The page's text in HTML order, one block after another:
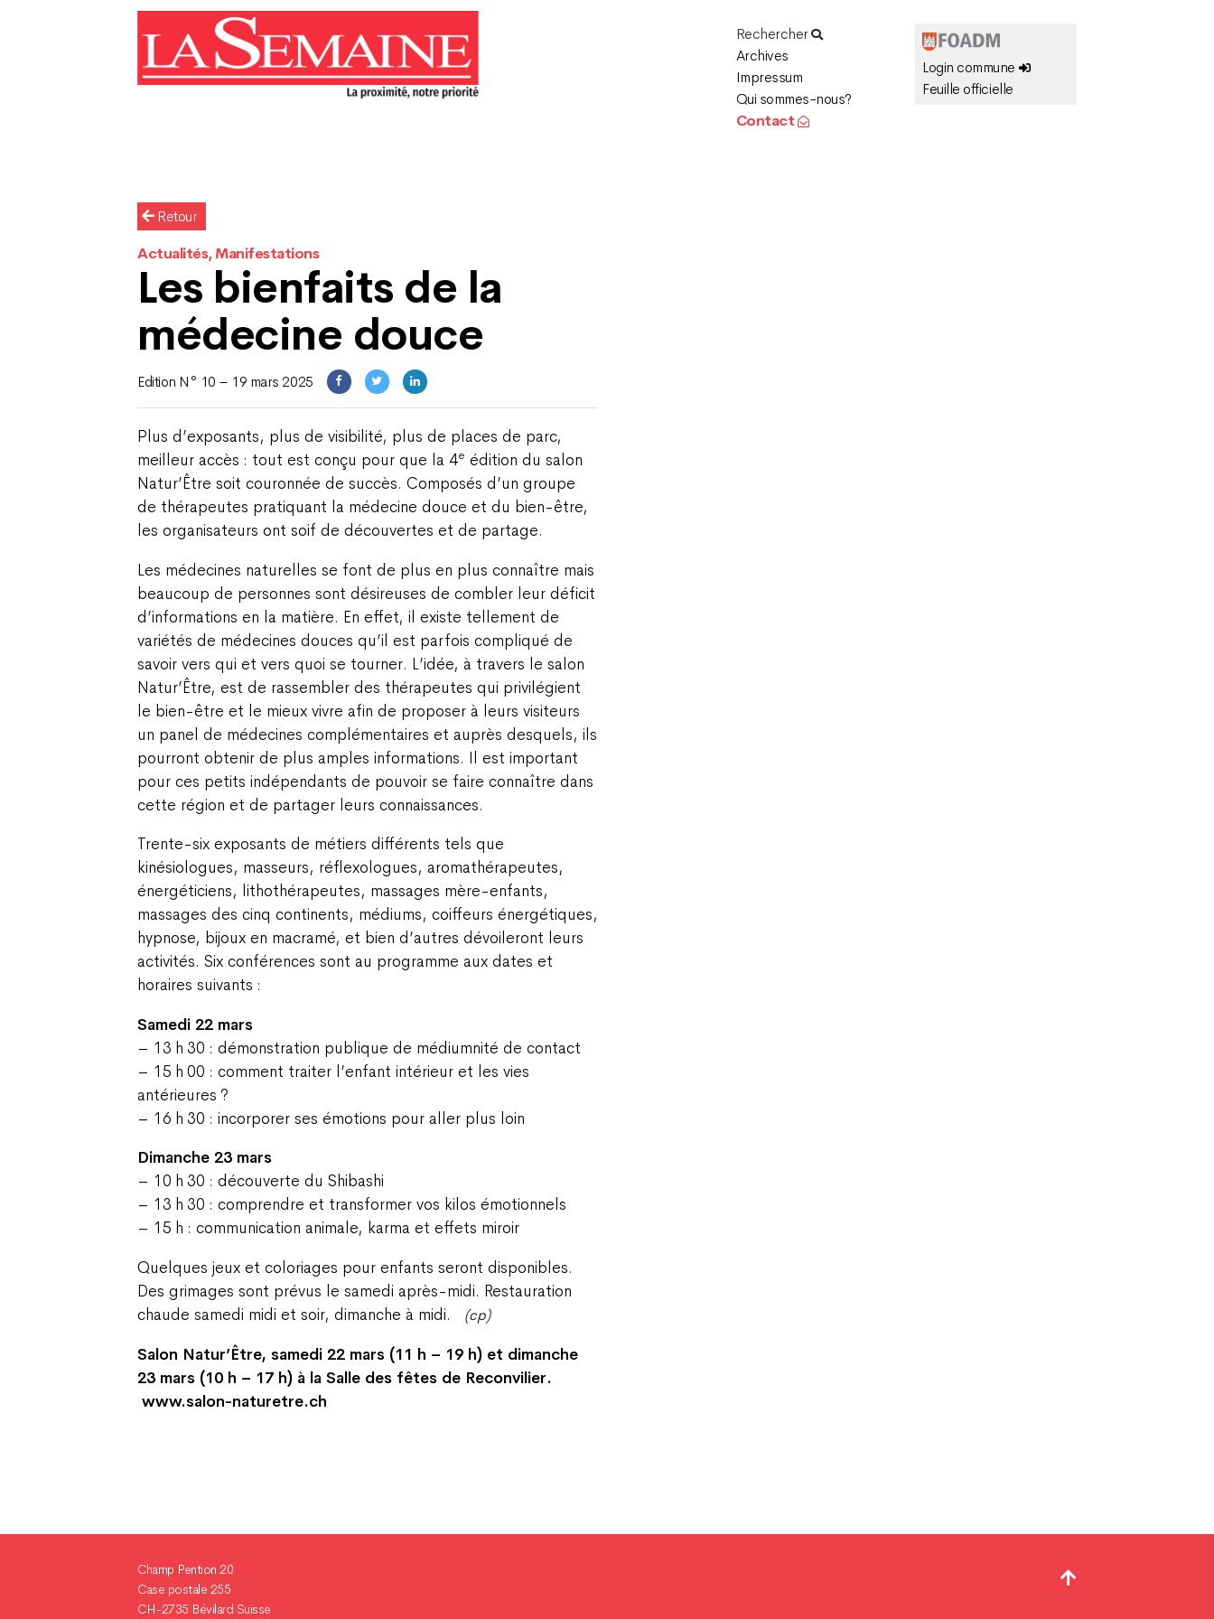
Rechercher
Archives
Impressum
Qui sommes-nous?
Contact
Login commune
Feuille officielle
Retour
Actualités, Manifestations
Les bienfaits de la
médecine douce
Edition N° 10 – 19 mars 2025
Plus d’exposants, plus de visibilité, plus de places de parc,
meilleur accès : tout est conçu pour que la 4e édition du salon
Natur’Être soit couronnée de succès. Composés d’un groupe
de thérapeutes pratiquant la médecine douce et du bien-être,
les organisateurs ont soif de découvertes et de partage.
Les médecines naturelles se font de plus en plus connaître mais
beaucoup de personnes sont désireuses de combler leur déficit
d’informations en la matière. En effet, il existe tellement de
variétés de médecines douces qu’il est parfois compliqué de
savoir vers qui et vers quoi se tourner. L’idée, à travers le salon
Natur’Être, est de rassembler des thérapeutes qui privilégient
le bien-être et le mieux vivre afin de proposer à leurs visiteurs
un panel de médecines complémentaires et auprès desquels, ils
pourront obtenir de plus amples informations. Il est important
pour ces petits indépendants de pouvoir se faire connaître dans
cette région et de partager leurs connaissances.
Trente-six exposants de métiers différents tels que
kinésiologues, masseurs, réflexologues, aromathérapeutes,
énergéticiens, lithothérapeutes, massages mère-enfants,
massages des cinq continents, médiums, coiffeurs énergétiques,
hypnose, bijoux en macramé, et bien d’autres dévoileront leurs
activités. Six conférences sont au programme aux dates et
horaires suivants :
Samedi 22 mars
– 13 h 30 : démonstration publique de médiumnité de contact
– 15 h 00 : comment traiter l’enfant intérieur et les vies
antérieures ?
– 16 h 30 : incorporer ses émotions pour aller plus loin
Dimanche 23 mars
– 10 h 30 : découverte du Shibashi
– 13 h 30 : comprendre et transformer vos kilos émotionnels
– 15 h : communication animale, karma et effets miroir
Quelques jeux et coloriages pour enfants seront disponibles.
Des grimages sont prévus le samedi après-midi. Restauration
chaude samedi midi et soir, dimanche à midi. (cp)
Salon Natur’Être, samedi 22 mars (11 h – 19 h) et dimanche
23 mars (10 h – 17 h) à la Salle des fêtes de Reconvilier.
www.salon-naturetre.ch
Champ Pention 20
Case postale 255
CH-2735 Bévilard Suisse